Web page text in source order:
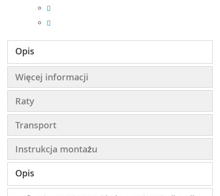
Opis
Więcej informacji
Raty
Transport
Instrukcja montażu
Opis